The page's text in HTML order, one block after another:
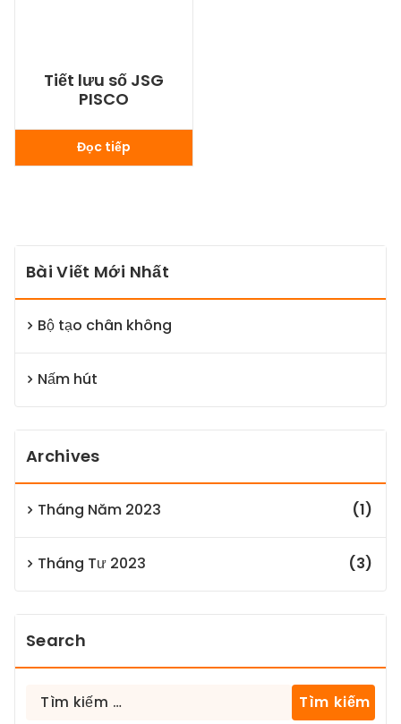
Tiết lưu số JSG
PISCO
Đọc tiếp
Bài Viết Mới Nhất
Bộ tạo chân không
Nấm hút
Archives
Tháng Năm 2023 (1)
Tháng Tư 2023 (3)
Search
Tìm